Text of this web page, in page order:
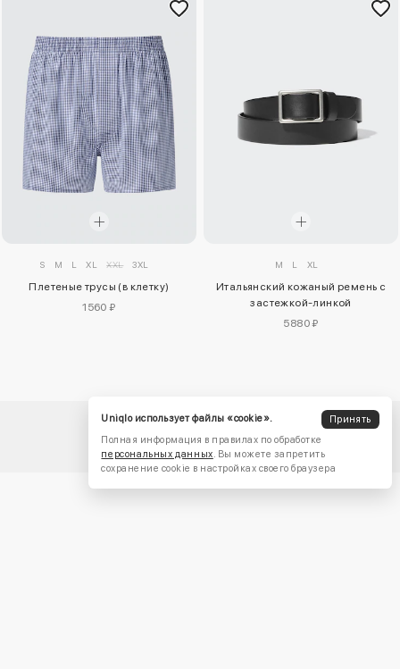
S M L XL XXL 3XL
Плетеные трусы (в клетку)
1560 ₽
M L XL
Итальянский кожаный ремень с
застежкой-линкой
5880 ₽
Uniqlo использует файлы «cookie».
Принять
Полная информация в правилах по обработке
персональных данных. Вы можете запретить
сохранение cookie в настройках своего браузера